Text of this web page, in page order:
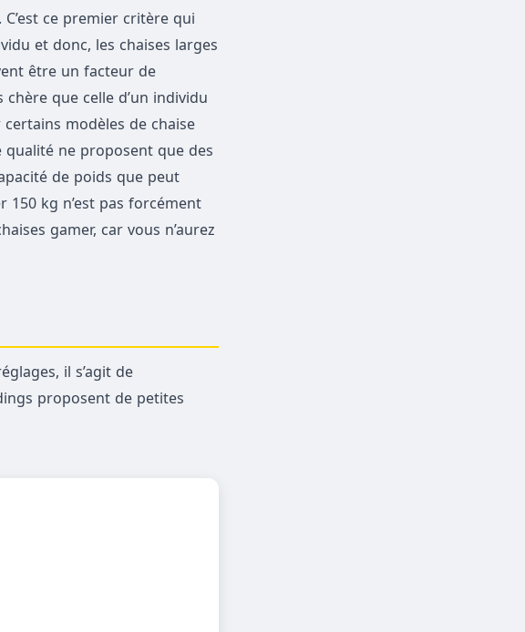
ce premier critère qui
et donc, les chaises larges
être un facteur de
que celle d’un individu
modèles de chaise
qualité ne proposent que des
de poids que peut
kg n’est pas forcément
gamer, car vous n’aurez
il s’agit de
proposent de petites